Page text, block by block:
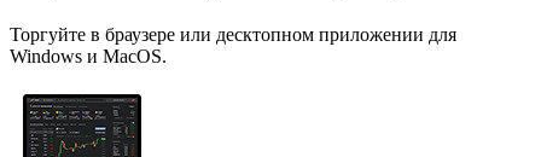
Торгуйте в браузере или десктопном приложении для
Windows и MacOS.